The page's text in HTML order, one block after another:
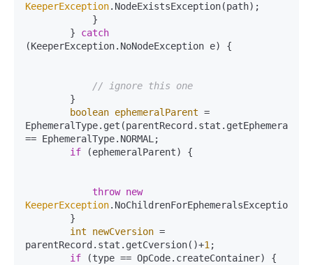
KeeperException.NodeExistsException(path);
        }
catch
(KeeperException.NoNodeException e) {
// ignore this one
boolean ephemeralParent =
== EphemeralType.NORMAL;
if (ephemeralParent) {
throw new
KeeperException
int
newCversion =
parentRecord.stat.getCversion()+1 ;
if (type == OpCode.createContainer) {